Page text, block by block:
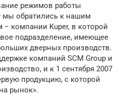
режимов работы
мы обратились к нашим
компании Kuper, в которой
подразделение, имеющее
дверных производств.
компаний SCM Group и
и к 1 сентября 2007
продукцию, с которой
рынок».